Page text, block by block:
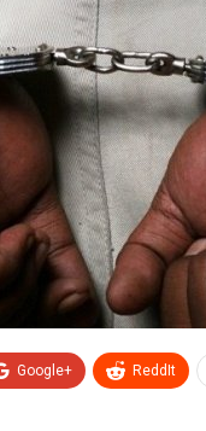
Google+ ReddIt